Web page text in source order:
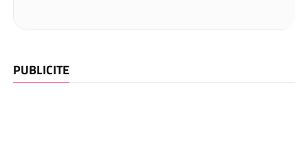
PUBLICITE